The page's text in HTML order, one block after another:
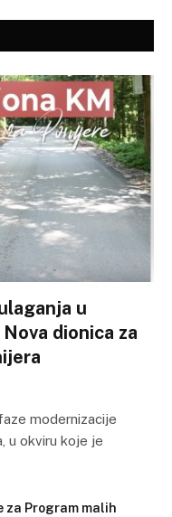
u
dionica za
modernizacije
u okviru koje je
za Program malih